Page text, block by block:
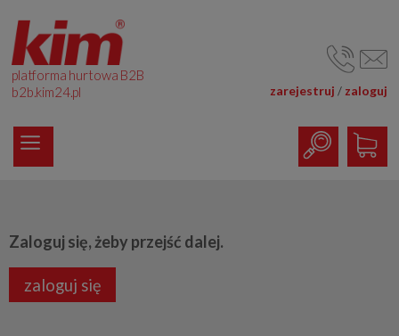
platforma hurtowa B2B
b2b.kim24.pl
zarejestruj / zaloguj
Zaloguj się, żeby przejść dalej.
zaloguj się